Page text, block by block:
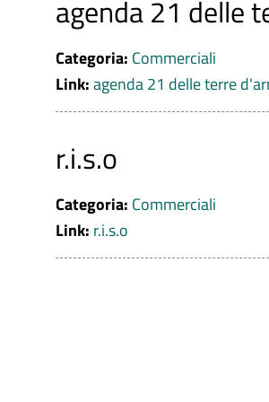
agenda 21 delle
Categoria: Commerciali
Link:agenda 21 delle terre
r.i.s.o
Categoria: Commerciali
Link: r.i.s.o